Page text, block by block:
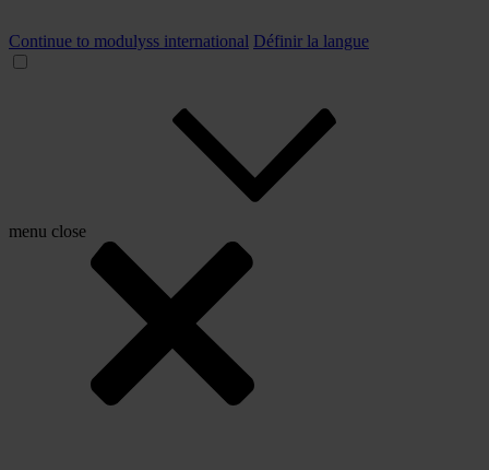
Continue to modulyss international Définir la langue
menu close